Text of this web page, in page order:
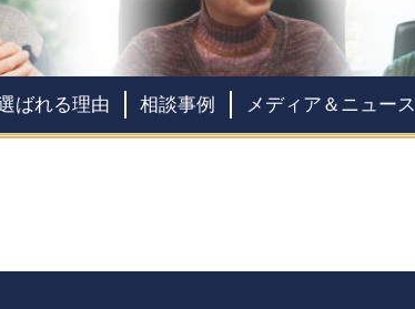
ばれる理由 相談事例 メディア＆ニュース